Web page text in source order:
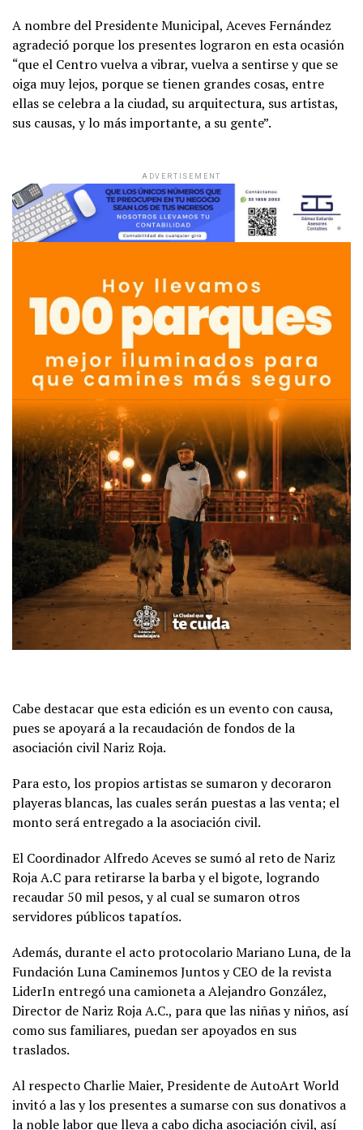
A nombre del Presidente Municipal, Aceves Fernández
agradeció porque los presentes lograron en esta ocasión
“que el Centro vuelva a vibrar, vuelva a sentirse y que se
oiga muy lejos, porque se tienen grandes cosas, entre
ellas se celebra a la ciudad, su arquitectura, sus artistas,
sus causas, y lo más importante, a su gente”.
ADVERTISEMENT
Cabe destacar que esta edición es un evento con causa,
pues se apoyará a la recaudación de fondos de la
asociación civil Nariz Roja.
Para esto, los propios artistas se sumaron y decoraron
playeras blancas, las cuales serán puestas a las venta; el
monto será entregado a la asociación civil.
El Coordinador Alfredo Aceves se sumó al reto de Nariz
Roja A.C para retirarse la barba y el bigote, logrando
recaudar 50 mil pesos, y al cual se sumaron otros
servidores públicos tapatíos.
Además, durante el acto protocolario Mariano Luna, de la
Fundación Luna Caminemos Juntos y CEO de la revista
LiderIn entregó una camioneta a Alejandro González,
Director de Nariz Roja A.C., para que las niñas y niños, así
como sus familiares, puedan ser apoyados en sus
traslados.
Al respecto Charlie Maier, Presidente de AutoArt World
invitó a las y los presentes a sumarse con sus donativos a
la noble labor que lleva a cabo dicha asociación civil, así